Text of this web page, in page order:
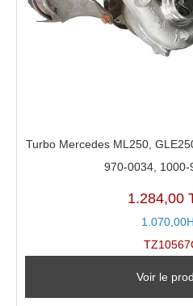
Turbo Mercedes ML250,
970-0034, 1000-
1.284,00
Voir le